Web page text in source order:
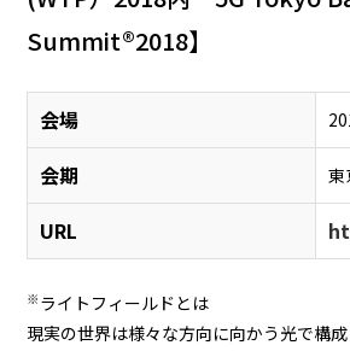
Summit®2018】
会場
会期 東
URL
※ ライトフィールドとは
現実の世界は様々な方向に向かう光で構